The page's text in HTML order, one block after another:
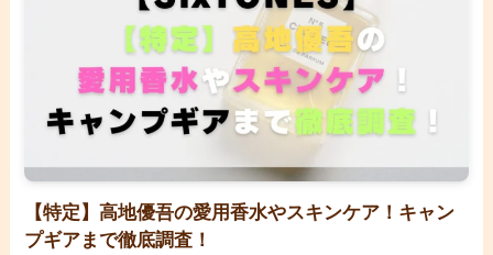
【特定】高地優吾の愛用香水やスキンケア！キャン
プギアまで徹底調査！